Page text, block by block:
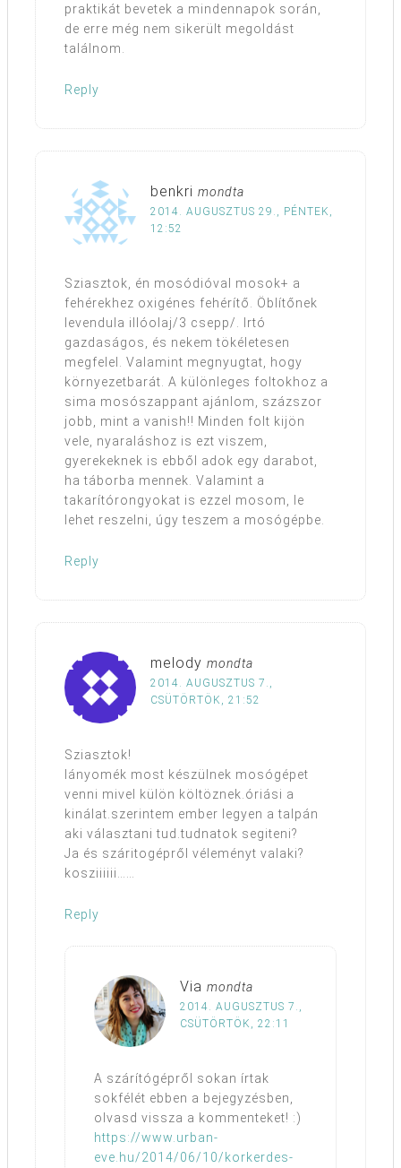
praktikát bevetek a mindennapok során,
de erre még nem sikerült megoldást
találnom.
Reply
benkri mondta
2014. AUGUSZTUS 29., PÉNTEK,
12:52
Sziasztok, én mosódióval mosok+ a
fehérekhez oxigénes fehérítő. Öblítőnek
levendula illóolaj/3 csepp/. Irtó
gazdaságos, és nekem tökéletesen
megfelel. Valamint megnyugtat, hogy
környezetbarát. A különleges foltokhoz a
sima mosószappant ajánlom, százszor
jobb, mint a vanish!! Minden folt kijön
vele, nyaraláshoz is ezt viszem,
gyerekeknek is ebből adok egy darabot,
ha táborba mennek. Valamint a
takarítórongyokat is ezzel mosom, le
lehet reszelni, úgy teszem a mosógépbe.
Reply
melody mondta
2014. AUGUSZTUS 7.,
CSÜTÖRTÖK, 21:52
Sziasztok!
lányomék most készülnek mosógépet
venni mivel külön költöznek.óriási a
kinálat.szerintem ember legyen a talpán
aki választani tud.tudnatok segiteni?
Ja és száritogépről véleményt valaki?
kosziiiiii……
Reply
Via mondta
2014. AUGUSZTUS 7.,
CSÜTÖRTÖK, 22:11
A szárítógépről sokan írtak
sokfélét ebben a bejegyzésben,
olvasd vissza a kommenteket! :)
https://www.urban-
eve.hu/2014/06/10/korkerdes-